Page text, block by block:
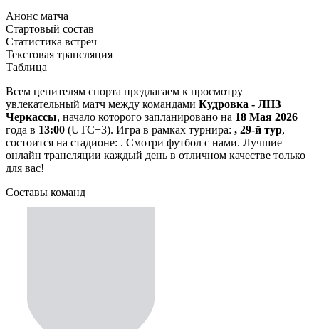
Анонс матча
Стартовый состав
Статистика встреч
Текстовая трансляция
Таблица
Всем ценителям спорта предлагаем к просмотру
увлекательный матч между командами Кудровка - ЛНЗ
Черкассы, начало которого запланировано на 18 Мая 2026
года в 13:00 (UTC+3). Игра в рамках турнира: , 29-й тур,
состоится на стадионе: . Смотри футбол с нами. Лучшие
онлайн трансляции каждый день в отличном качестве только
для вас!
Составы команд